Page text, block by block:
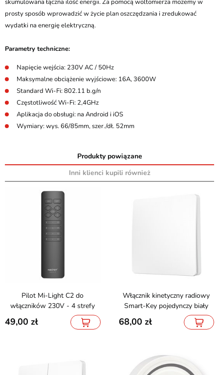
skumulowana łączna ilość energii. Za pomocą woltomierza możemy w
prosty sposób wprowadzić w życie plan oszczędzania i zredukować
wydatki na energię elektryczną.
Parametry techniczne:
Napięcie wejścia: 230V AC / 50Hz
Maksymalne obciążenie wyjściowe: 16A, 3600W
Standard Wi-Fi: 802.11 b.g/n
Częstotliwość Wi-Fi: 2,4GHz
Aplikacja do obsługi: na Android i iOS
Wymiary: wys. 66/85mm, szer./dł. 52mm
Produkty powiązane
Inni klienci kupili również
Pilot Mi-Light C2 do
włączników 230V - 4 strefy
49,00
Włącznik kinetyczny radiowy
Smart-Key pojedynczy biały
68,00